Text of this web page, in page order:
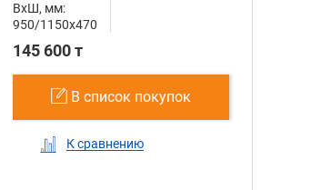
ВxШ, мм:
950/1150x470
145 600 т
В список покупок
К сравнению